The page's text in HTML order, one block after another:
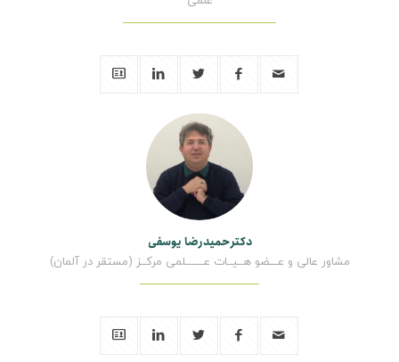
دکترحمیدرضا یوسفی
مشاور عالی و عـــضو هــیــات عـــــــلمی مرکــز (مستقر در آلمان)